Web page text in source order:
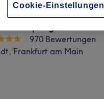
970 Bewertungen
Frankfurt am Main
Cookie-Einstellungen